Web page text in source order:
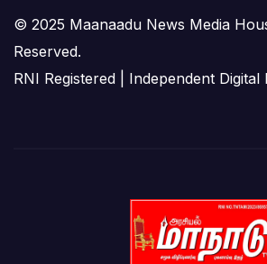
© 2025 Maanaadu News Media
Reserved.
RNI Registered | Independent